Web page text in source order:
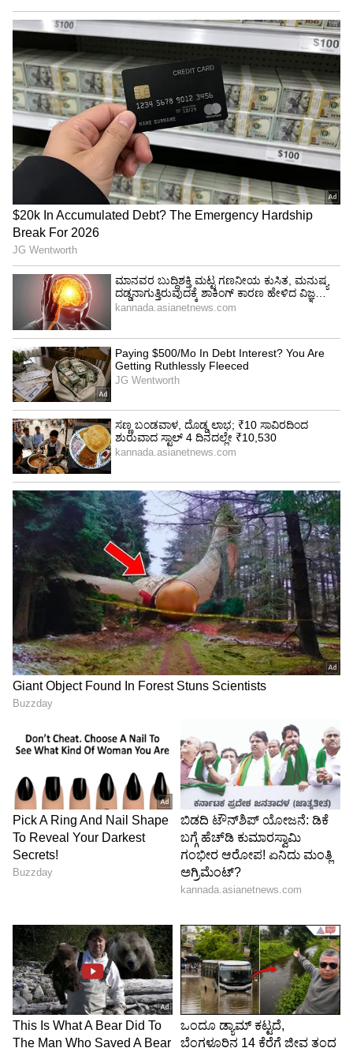
ಕಳೆದ ವಾರ ಮುಂಬೈನಿಂದ ಪಶ್ಚಿಮ ಬಂಗಾಳದ ದುರ್ಗಾಪುರಕ್ಕೆ
ತೆರಳುತ್ತಿದ್ದ ಸ್ಪೈಸ್‌ಜೆಟ್‌ ವಿಮಾನದಲ್ಲಿ ತೀವ್ರ ಟಬ್ರ್ಯುಲೆನ್ಸ್‌
ಉಂಟಾಗಿ 15 ಮಂದಿ ಗಾಯಗೊಂಡಿರುವ ಆತಂಕಕಾರಿ ಘಟನೆ
ನಡೆದಿತ್ತು. ಘಟನೆಯ ಕುರಿತು ನಾಗರಿಕ ವಿಮಾನಯಾನ
ನಿರ್ದೇಶನಾಲಯ (ಡಿಜಿಸಿಎ) ವಿಸ್ತೃತ ತನಿಖೆಗೆ ಆದೇಶಿಸಿದೆ.
ಗಾಯಗೊಂಡವರಲ್ಲಿ ಕೆಲವರು ಆಸ್ಪತ್ರೆಯಿಂದ
ಬಿಡುಗಡೆಯಾಗಿದ್ದು, ಇನ್ನು ಕೆಲವರು ಬೆನ್ನುಮೂಳೆ ಮತ್ತು ತಲೆಗೆ
ಉಂಟಾದ ಹಾನಿಗೆ ಚಿಕಿತ್ಸೆ ಪಡೆಯುತ್ತಿದ್ದಾರೆ. ಈ ಪೈಕಿ
ಇಬ್ಬರನ್ನು ಐಸಿಯುಗೆ ದಾಖಲಿಸಲಾಗಿದೆ.